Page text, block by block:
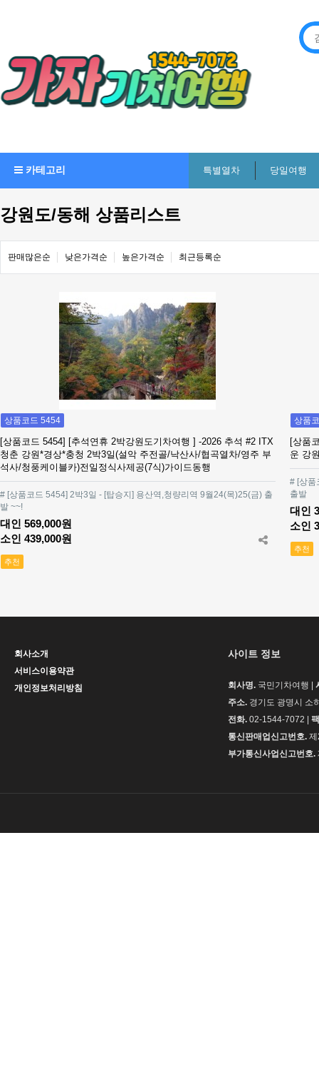
카테고리 특별열차 당일여행
강원도/동해 상품리스트
판매많은순 낮은가격순 높은가격순 최근등록순
상품코드 5454
[상품코드 5454] [추석연휴 2박강원도기차여행 ] -2026 추석 #2 ITX
청춘 강원*경상*충청 2박3일(설악 주전골/낙산사/협곡열차/영주 부
석사/청풍케이블카)전일정식사제공(7식)가이드동행
# [상품코드 5454] 2박3일 - [탑승지] 용산역,청량리역 9월24(목)25(금) 출
발 ~~!
대인 569,000원
소인 439,000원
추천
상품
[상품
운 강
# [상품
출발
대인
소인
추천
회사소개
서비스이용약관
개인정보처리방침
사이트 정보
회사명. 국민기차여행 |
주소. 경기도 광명시 소
전화. 02-1544-7072 |
통신판매업신고번호.
부가통신사업신고번호.